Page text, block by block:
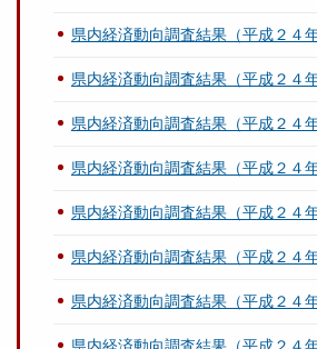
県内経済動向調査結果（平成２４
県内経済動向調査結果（平成２４
県内経済動向調査結果（平成２４
県内経済動向調査結果（平成２４
県内経済動向調査結果（平成２４
県内経済動向調査結果（平成２４
県内経済動向調査結果（平成２４